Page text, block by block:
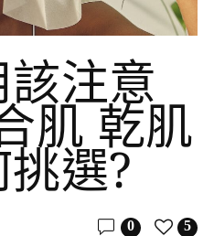
注意
肌 乾肌
選?
5
0